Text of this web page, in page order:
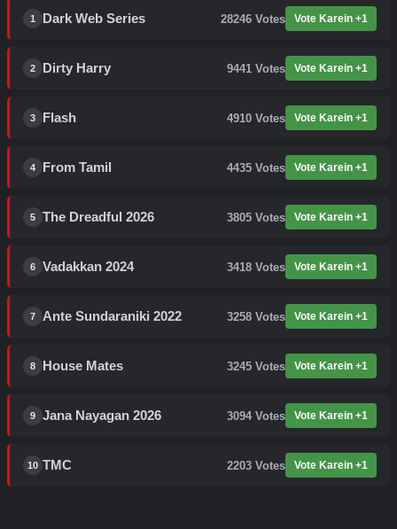
1 Dark Web Series 28246 Votes Vote Karein +1
2 Dirty Harry 9441 Votes Vote Karein +1
3 Flash 4910 Votes Vote Karein +1
4 From Tamil 4435 Votes Vote Karein +1
5 The Dreadful 2026 3805 Votes Vote Karein +1
6 Vadakkan 2024 3418 Votes Vote Karein +1
7 Ante Sundaraniki 2022 3258 Votes Vote Karein +1
8 House Mates 3245 Votes Vote Karein +1
9 Jana Nayagan 2026 3094 Votes Vote Karein +1
10 TMC 2203 Votes Vote Karein +1